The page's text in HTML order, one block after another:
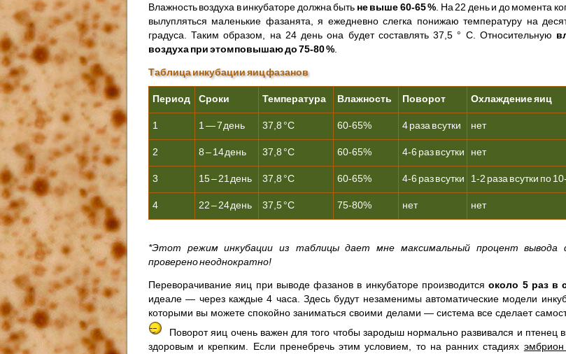
Влажность воздуха в инкубаторе должна быть не выше 60-65 % . На 22 день и до момента
вылупляться маленькие фазанята, я ежедневно слегка понижаю температуру на
градуса. Таким образом, на 24 день она будет составлять 37,5 ° С. Относительную
воздуха при этом повышаю до 75-80 %.
Таблица инкубации яиц фазанов
Период Сроки Температура Влажность Поворот Охлаждение яиц
1 1 — 7 день 37,8 °С 60-65% 4 раза в сутки нет
2 8 – 14 день 37,8 °С 60-65% 4-6 раз в сутки нет
3 15 – 21 день 37,8 °С 60-65% 4-6 раз в сутки 1-2 раза в сутки по
4 22 – 24 день 37,5 °С 75-80% нет нет
*Этот режим инкубации из таблицы дает мне максимальный процент вывода
проверено неоднократно!
Переворачивание яиц при выводе фазанов в инкубаторе производитсяоколо 5 раз в
идеале — через каждые 4 часа. Здесь будут незаменимы автоматические модели
которыми вы можете спокойно заниматься своими делами — система все сделает
Поворот яиц очень важен для того чтобы зародыш нормально развивался и птенец
здоровым и крепким. Если пренебречь этим условием, то на ранних стадиях эмбрион